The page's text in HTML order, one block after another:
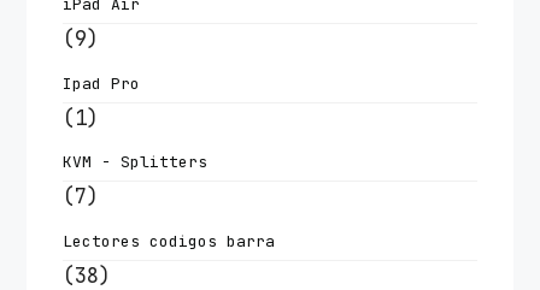
iPad Air
(9)
Ipad Pro
(1)
KVM - Splitters
(7)
Lectores codigos barra
(38)